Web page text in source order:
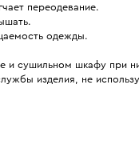
переодевание.
одежды.
и сушильном шкафу при
изделия, не